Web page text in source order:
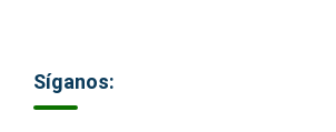
Síganos: